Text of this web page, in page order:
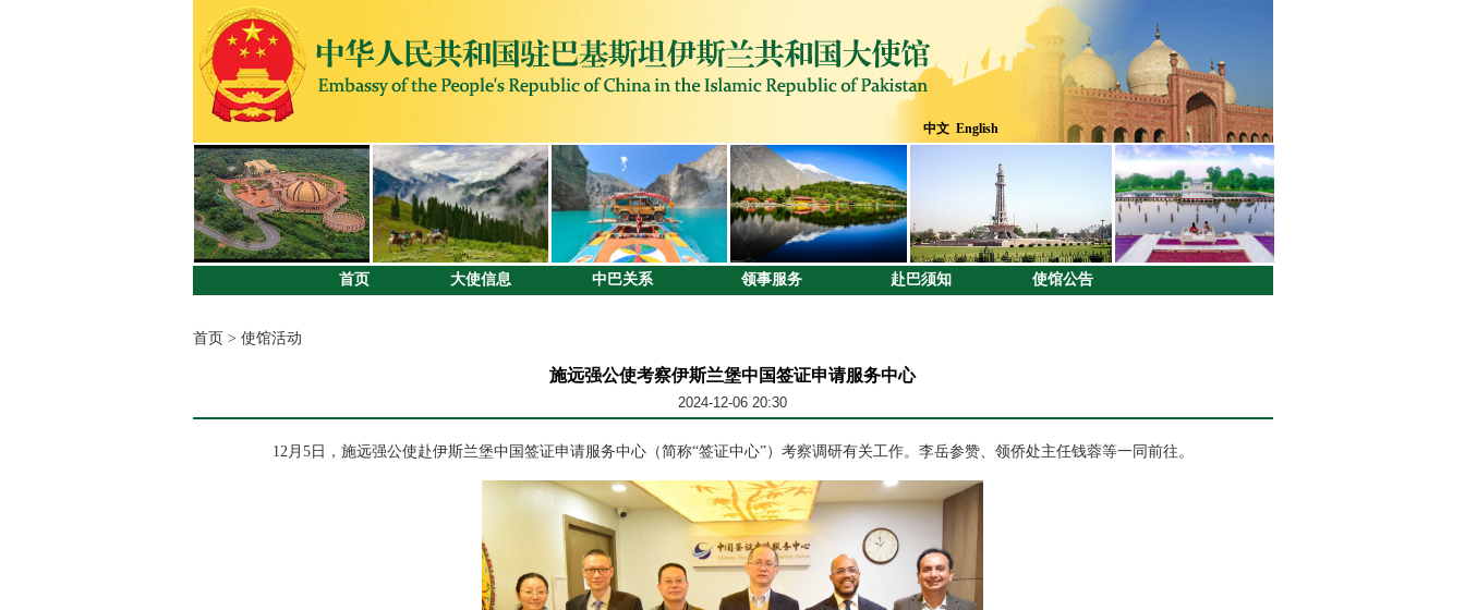
中文 English
首页 大使信息 中巴关系 领事服务 赴巴须知 使馆公告
首页 > 使馆活动
施远强公使考察伊斯兰堡中国签证申请服务中心
2024-12-06 20:30
12月5日，施远强公使赴伊斯兰堡中国签证申请服务中心（简称“签证中心”）考察调研有关工作。李岳参赞、领侨处主任钱蓉等一同前往。